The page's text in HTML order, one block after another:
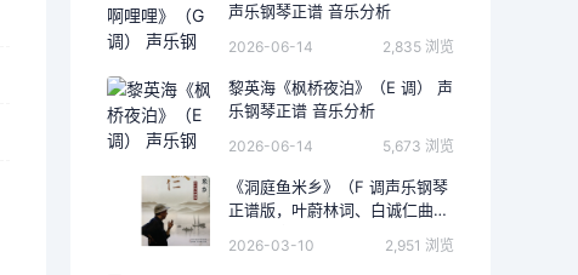
声乐钢琴正谱 音乐分析
2026-06-14 2,835 浏览
黎英海《枫桥夜泊》（E 调） 声
乐钢琴正谱 音乐分析
2026-06-14 5,673 浏览
《洞庭鱼米乡》（F 调声乐钢琴
正谱版，叶蔚林词、白诚仁曲）
2026-03-10 2,951 浏览